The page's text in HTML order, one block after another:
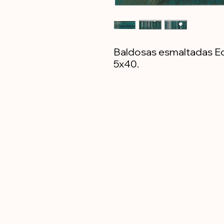
Baldosas esmaltadas
5x40.